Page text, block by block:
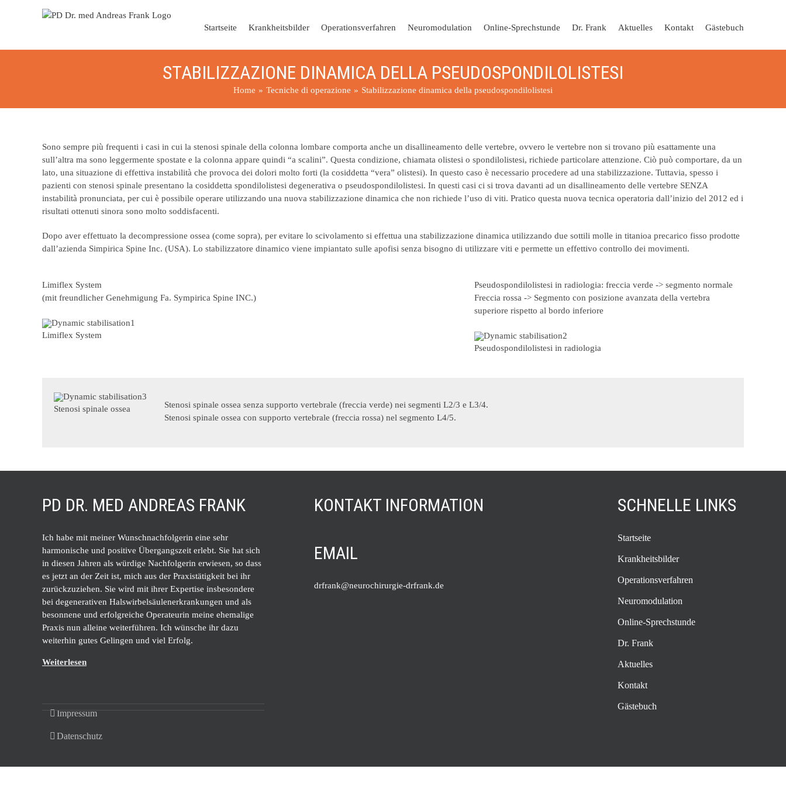
Startseite Krankheitsbilder Operationsverfahren Neuromodulation Online-Sprechstunde Dr. Frank Aktuelles Kontakt Gästebuch
STABILIZZAZIONE DINAMICA DELLA PSEUDOSPONDILOLISTESI
Home » Tecniche di operazione » Stabilizzazione dinamica della pseudospondilolistesi
Sono sempre più frequenti i casi in cui la stenosi spinale della colonna lombare comporta anche un disallineamento delle vertebre, ovvero le vertebre non si trovano più esattamente una
sull’altra ma sono leggermente spostate e la colonna appare quindi “a scalini”. Questa condizione, chiamata olistesi o spondilolistesi, richiede particolare attenzione. Ciò può comportare, da un
lato, una situazione di effettiva instabilità che provoca dei dolori molto forti (la cosiddetta “vera” olistesi). In questo caso è necessario procedere ad una stabilizzazione. Tuttavia, spesso i
pazienti con stenosi spinale presentano la cosiddetta spondilolistesi degenerativa o pseudospondilolistesi. In questi casi ci si trova davanti ad un disallineamento delle vertebre SENZA
instabilità pronunciata, per cui è possibile operare utilizzando una nuova stabilizzazione dinamica che non richiede l’uso di viti. Pratico questa nuova tecnica operatoria dall’inizio del 2012 ed i
risultati ottenuti sinora sono molto soddisfacenti.
Dopo aver effettuato la decompressione ossea (come sopra), per evitare lo scivolamento si effettua una stabilizzazione dinamica utilizzando due sottili molle in titanioa precarico fisso prodotte
dall’azienda Simpirica Spine Inc. (USA). Lo stabilizzatore dinamico viene impiantato sulle apofisi senza bisogno di utilizzare viti e permette un effettivo controllo dei movimenti.
Limiflex System
(mit freundlicher Genehmigung Fa. Sympirica Spine INC.)
Limiflex System
Pseudospondilolistesi in radiologia: freccia verde -> segmento normale
Freccia rossa -> Segmento con posizione avanzata della vertebra
superiore rispetto al bordo inferiore
Pseudospondilolistesi in radiologia
Stenosi spinale ossea
Stenosi spinale ossea senza supporto vertebrale (freccia verde) nei segmenti L2/3 e L3/4.
Stenosi spinale ossea con supporto vertebrale (freccia rossa) nel segmento L4/5.
PD DR. MED ANDREAS FRANK
Ich habe mit meiner Wunschnachfolgerin eine sehr
harmonische und positive Übergangszeit erlebt. Sie hat sich
in diesen Jahren als würdige Nachfolgerin erwiesen, so dass
es jetzt an der Zeit ist, mich aus der Praxistätigkeit bei ihr
zurückzuziehen. Sie wird mit ihrer Expertise insbesondere
bei degenerativen Halswirbelsäulenerkrankungen und als
besonnene und erfolgreiche Operateurin meine ehemalige
Praxis nun alleine weiterführen. Ich wünsche ihr dazu
weiterhin gutes Gelingen und viel Erfolg.
Weiterlesen
Impressum
Datenschutz
KONTAKT INFORMATION
EMAIL
drfrank@neurochirurgie-drfrank.de
SCHNELLE LINKS
Startseite
Krankheitsbilder
Operationsverfahren
Neuromodulation
Online-Sprechstunde
Dr. Frank
Aktuelles
Kontakt
Gästebuch